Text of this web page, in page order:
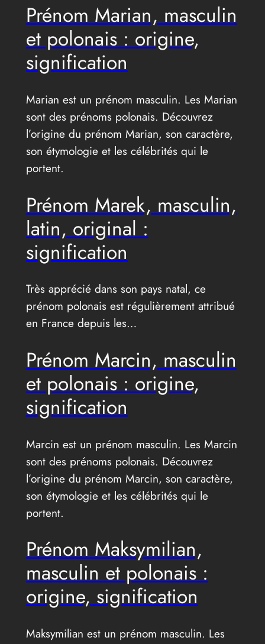
Prénom Marian, masculin
et polonais : origine,
signification
Marian est un prénom masculin. Les Marian
sont des prénoms polonais. Découvrez
l’origine du prénom Marian, son caractère,
son étymologie et les célébrités qui le
portent.
Prénom Marek, masculin,
latin, original :
signification
Très apprécié dans son pays natal, ce
prénom polonais est régulièrement attribué
en France depuis les…
Prénom Marcin, masculin
et polonais : origine,
signification
Marcin est un prénom masculin. Les Marcin
sont des prénoms polonais. Découvrez
l’origine du prénom Marcin, son caractère,
son étymologie et les célébrités qui le
portent.
Prénom Maksymilian,
masculin et polonais :
origine, signification
Maksymilian est un prénom masculin. Les